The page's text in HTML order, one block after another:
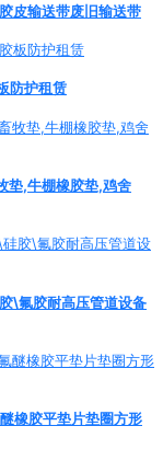
皮输送带废旧输送带
防护租赁
垫,牛棚橡胶垫,鸡舍
\氟胶耐高压管道设备
橡胶平垫片垫圈方形